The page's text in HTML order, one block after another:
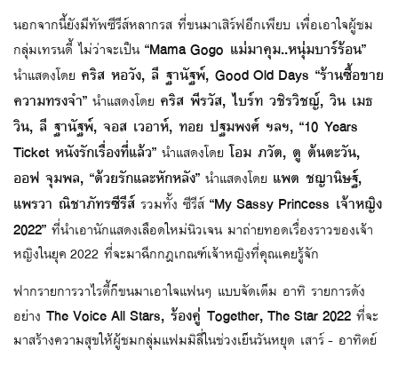
นอกจากนี้ยังมีทัพซีรีส์หลากรส ที่ขนมาเสิร์ฟอีกเพียบ เพื่อเอาใจผู้ชม
กลุ่มเทรนดี้ ไม่ว่าจะเป็น“Mama Gogo แม่มาคุม..หนุ่มบาร์ร้อน”
นำแสดงโดย คริส หอวัง, ลี ฐานัฐพ์, Good Old Days “ร้านซื้อขาย
ความทรงจำ” นำแสดงโดย คริส พีรวัส, ไบร์ท วชิรวิชญ์, วิน เมธ
วิน, ลี ฐานัฐพ์, จอส เวอาห์, ทอย ปฐมพงศ์ ฯลฯ, “10 Years
Ticket หนังรักเรื่องที่แล้ว” นำแสดงโดยโอม ภวัต, ตู ต้นตะวัน,
ออฟ จุมพล, “ด้วยรักและหักหลัง” นำแสดงโดย แพต ชญานิษฐ์,
แพรวา ณิชาภัทรซีรีส์ รวมทั้ง ซีรีส์ “My Sassy Princess เจ้าหญิง
2022” ที่นำเอานักแสดงเลือดใหม่นิวเจน มาถ่ายทอดเรื่องราวของเจ้า
หญิงในยุค 2022 ที่จะมาฉีกกฎเกณฑ์เจ้าหญิงที่คุณเคยรู้จัก
ฟากรายการวาไรตี้ก็ขนมาเอาใจแฟนๆ แบบจัดเต็ม อาทิ รายการดัง
อย่าง The Voice All Stars, ร้องคู่ Together, The Star 2022 ที่จะ
มาสร้างความสุขให้ผู้ชมกลุ่มแฟมมิลี่ในช่วงเย็นวันหยุด เสาร์ - อาทิตย์